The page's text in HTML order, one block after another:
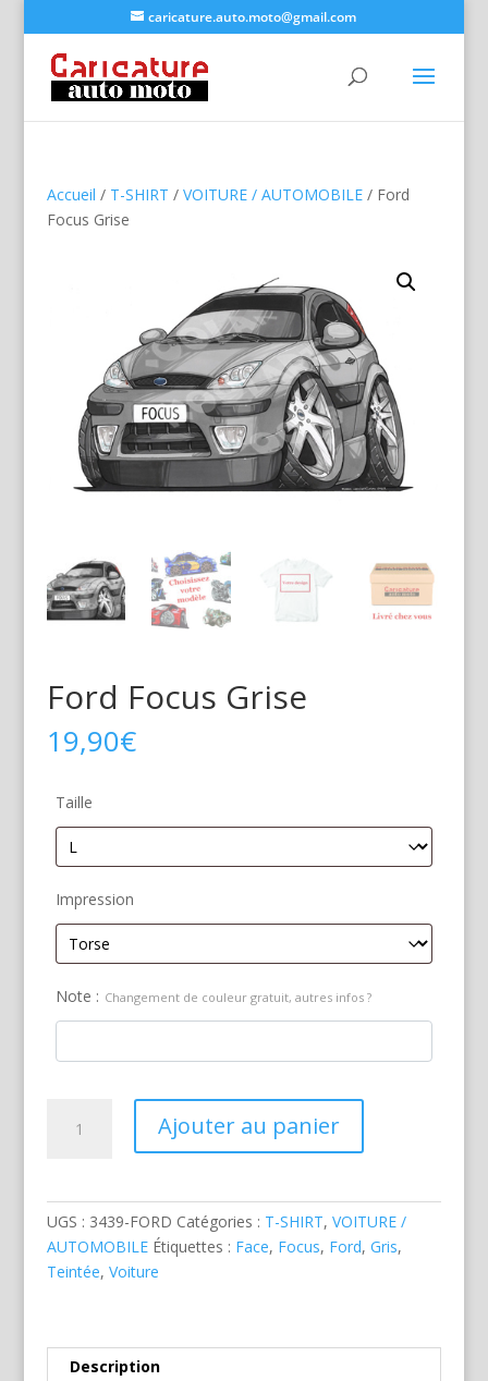
caricature.auto.moto@gmail.com
Accueil / T-SHIRT / VOITURE / AUTOMOBILE/ Ford
Focus Grise
Ford Focus Grise
19,90€
Taille
Impression
Note : Changement de couleur gratuit, autres infos ?
Ajouter au panier
UGS : 3439-FORD Catégories : T-SHIRT, VOITURE /
AUTOMOBILE Étiquettes : Face, Focus, Ford, Gris,
Teintée, Voiture
Description